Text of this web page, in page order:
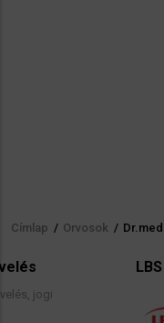
Morzsa
Címlap / Orvosok /
LBS